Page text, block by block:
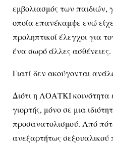
εμβολιασμός των παιδιών,
οποία επανέκαμψε ενώ
προληπτικοί έλεγχοι για
ένα σωρό άλλες ασθένειες.
Γιατί δεν ακούγονται
Διότι η ΛΟΑΤΚΙ κοινότητα
γιορτής, μόνο σε μια
προσανατολισμού. Από
ανεξαρτήτως